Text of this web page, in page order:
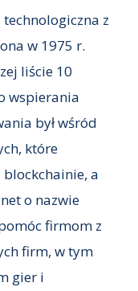
z
w 1975 r.
liście 10
wspierania
był wśród
które
blockchainie, a
o nazwie
firmom z
firm, w tym
gier i